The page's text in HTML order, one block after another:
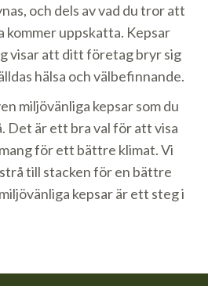
och dels av vad du tror att
kommer uppskatta. Kepsar
visar att ditt företag bryr sig
hälsa och välbefinnande.
miljövänliga kepsar som du
Det är ett bra val för att visa
för ett bättre klimat. Vi
till stacken för en bättre
kepsar är ett steg i